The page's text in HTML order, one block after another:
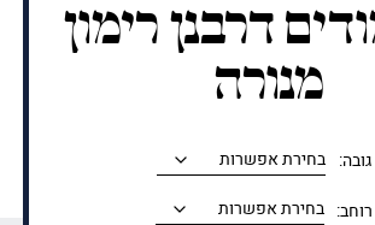
דרבנן רימון
מנורה
גובה:
רוחב: